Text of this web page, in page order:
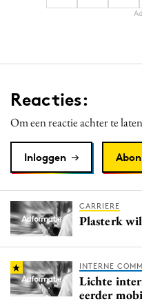
Programmatic
Reacties:
Om een reactie achter te
Inloggen
CARRIERE
Plasterk
INTERNE
Lichte
eerder